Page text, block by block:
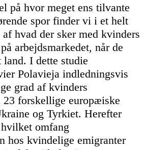
på hvor meget ens tilvante
spor finder vi i et helt
hvad der sker med kvinders
arbejdsmarkedet, når de
I dette studie
Polavieja indledningsvis
grad af kvinders
23 forskellige europæiske
og Tyrkiet. Herefter
omfang
hos kvindelige emigranter